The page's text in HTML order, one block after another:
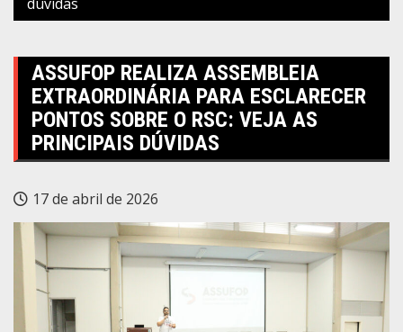
ASSUFOP REALIZA ASSEMBLEIA
EXTRAORDINÁRIA PARA ESCLARECER
PONTOS SOBRE O RSC: VEJA AS
PRINCIPAIS DÚVIDAS
17 de abril de 2026